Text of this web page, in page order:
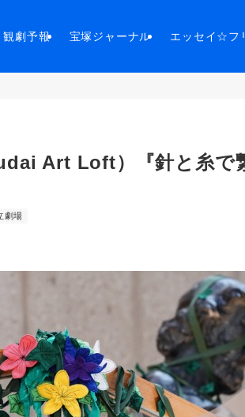
観劇予報 宝塚ジャーナル エッセイ☆フ
Art Loft）『針と糸で
劇場